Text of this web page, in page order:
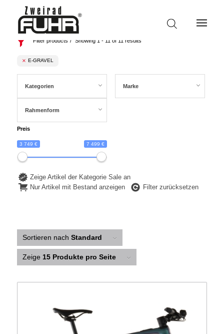
Filter products Showing 1 - 11 of 11 results
E-GRAVEL
Kategorien Marke
Rahmenform
Preis
3 749 € 7 499 €
Zeige Artikel der Kategorie Sale an
Nur Artikel mit Bestand anzeigen
Filter zurücksetzen
Sortieren nach Standard
Zeige 15 Produkte pro Seite